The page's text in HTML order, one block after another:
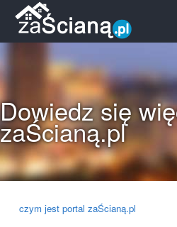
Dowiedz się
zaŚcianą.pl
czym jest portal zaŚcianą.pl